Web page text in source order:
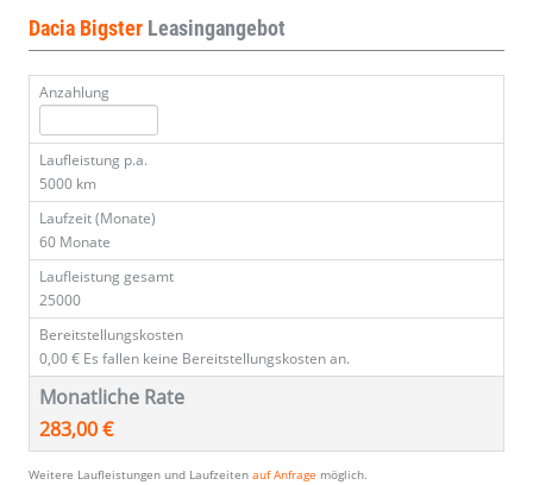
Dacia Bigster Leasingangebot
Anzahlung
Laufleistung p.a.
5000 km
Laufzeit (Monate)
60 Monate
Laufleistung gesamt
25000
Bereitstellungskosten
0,00 € Es fallen keine Bereitstellungskosten an.
Monatliche Rate
283,00 €
Weitere Laufleistungen und Laufzeiten auf Anfrage möglich.